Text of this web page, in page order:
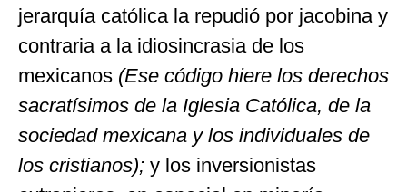
jerarquía católica la repudió por jacobina y
contraria a la idiosincrasia de los
mexicanos (Ese código hiere los derechos
sacratísimos de la Iglesia Católica, de la
sociedad mexicana y los individuales de
los cristianos); y los inversionistas